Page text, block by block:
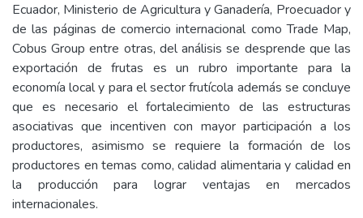
Ecuador, Ministerio de Agricultura y Ganadería, Proecuador y
de las páginas de comercio internacional como Trade Map,
Cobus Group entre otras, del análisis se desprende que las
exportación de frutas es un rubro importante para la
economía local y para el sector frutícola además se concluye
que es necesario el fortalecimiento de las estructuras
asociativas que incentiven con mayor participación a los
productores, asimismo se requiere la formación de los
productores en temas como, calidad alimentaria y calidad en
la producción para lograr ventajas en mercados
internacionales.